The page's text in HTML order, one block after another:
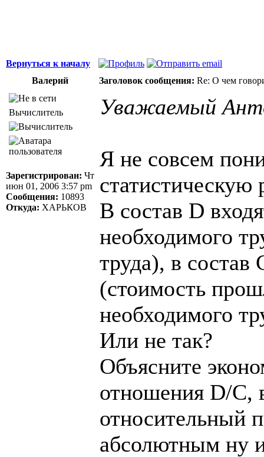
Вернуться к началу
Валерий
Заголовок сообщения: Re: О чем
Вычислитель
Зарегистрирован: Чт
июн 01, 2006 3:57 pm
Сообщения: 10893
Откуда: ХАРЬКОВ
Уважаемый
Я не совсем
статистическую
В состав D
необходимого
труда), в состав
(стоимость
необходимого
Или не так?
Объясните
отношения D/C,
относительный
абсолютным ну